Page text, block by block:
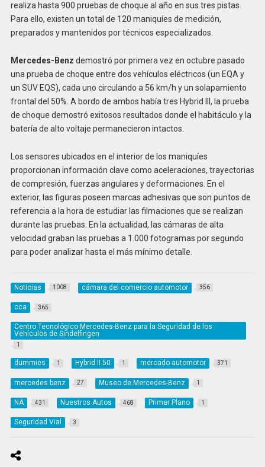
realiza hasta 900 pruebas de choque al año en sus tres pistas.
Para ello, existen un total de 120 maniquíes de medición,
preparados y mantenidos por técnicos especializados.
Mercedes-Benz demostró por primera vez en octubre pasado
una prueba de choque entre dos vehículos eléctricos (un EQA y
un SUV EQS), cada uno circulando a 56 km/h y un solapamiento
frontal del 50%. A bordo de ambos había tres Hybrid III, la prueba
de choque demostró exitosos resultados donde el habitáculo y la
batería de alto voltaje permanecieron intactos.
Los sensores ubicados en el interior de los maniquíes
proporcionan información clave como aceleraciones, trayectorias
de compresión, fuerzas angulares y deformaciones. En el
exterior, las figuras poseen marcas adhesivas que son puntos de
referencia a la hora de estudiar las filmaciones que se realizan
durante las pruebas. En la actualidad, las cámaras de alta
velocidad graban las pruebas a 1.000 fotogramas por segundo
para poder analizar hasta el más mínimo detalle.
Noticias 1008 cámara del comercio automotor 356
cca 365
Centro Tecnológico Mercedes-Benz para la Seguridad de los
Vehículos de Sindelfingen
1
dummies 1 Hybrid II 50 1 mercado automotor 371
mercedes benz 27 Museo de Mercedes-Benz 1
NA 431 Nuestros Autos 468 Primer Plano 1
Seguridad Vial 3